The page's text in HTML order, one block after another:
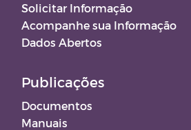
Solicitar Informação
Acompanhe sua Informação
Dados Abertos
Publicações
Documentos
Manuais